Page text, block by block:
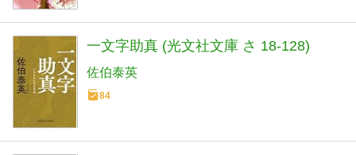
一文字助真 (光文社文庫 さ 18-128)
佐伯泰英
84